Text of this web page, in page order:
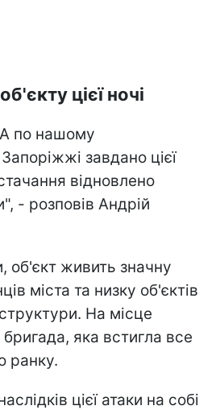
цієї ночі
по нашому
завдано цієї
відновлено
- розповів Андрій
об'єкт живить значну
міста та низку об'єктів
На місце
бригада, яка встигла все
ранку.
цієї атаки на собі